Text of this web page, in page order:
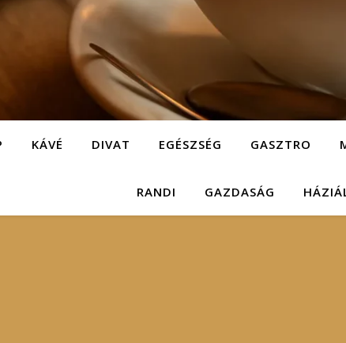
KÁVÉ DIVAT EGÉSZSÉG GASZTRO
RANDI GAZDASÁG